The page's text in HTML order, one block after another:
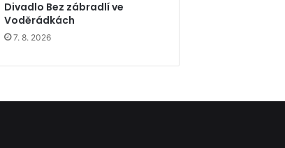
Divadlo Bez zábradlí ve
Voděrádkách
7. 8. 2026